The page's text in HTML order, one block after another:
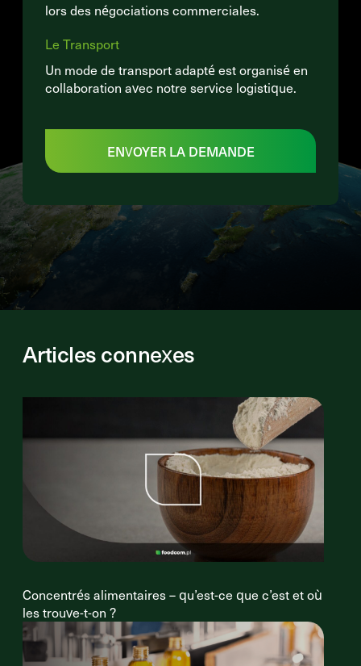
lors des négociations commerciales.
Le Transport
Un mode de transport adapté est organisé en
collaboration avec notre service logistique.
ENVOYER LA DEMANDE
Articles connexes
Concentrés alimentaires – qu’est-ce que c’est et où
les trouve-t-on ?